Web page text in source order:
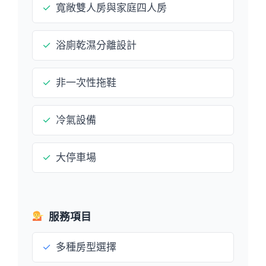
✓ 寬敞雙人房與家庭四人房
✓ 浴廁乾濕分離設計
✓ 非一次性拖鞋
✓ 冷氣設備
✓ 大停車場
服務項目
✓ 多種房型選擇